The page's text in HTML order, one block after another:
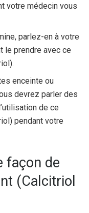
votre médecin vous
parlez-en à votre
le prendre avec ce
enceinte ou
devrez parler des
de ce
pendant votre
façon de
(Calcitriol